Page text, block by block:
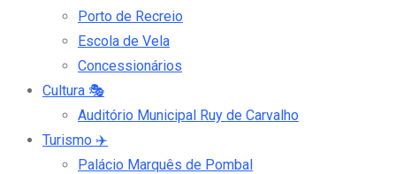
Porto de Recreio
Escola de Vela
Concessionários
Cultura 🎭
Auditório Municipal Ruy de Carvalho
Turismo ✈️
Palácio Marquês de Pombal